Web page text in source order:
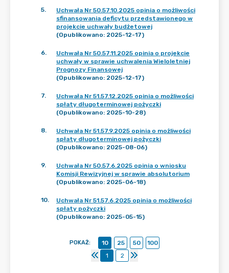
5.
Uchwała Nr 50.57.10.2025 opinia o możliwości
sfinansowania deficytu przedstawionego w
projekcie uchwały budżetowej
(Opublikowano: 2025-12-17)
6.
Uchwała Nr 50.57.11.2025 opinia o projekcie
uchwały w sprawie uchwalenia Wieloletniej
Prognozy Finansowej
(Opublikowano: 2025-12-17)
7.
Uchwała Nr 51.57.12.2025 opinia o możliwości
spłaty długoterminowej pożyczki
(Opublikowano: 2025-10-28)
8.
Uchwała Nr 51.57.9.2025 opinia o możliwości
spłaty długoterminowej pożyczki
(Opublikowano: 2025-08-06)
9.
Uchwała Nr 50.57.6.2025 opinia o wniosku
Komisji Rewizyjnej w sprawie absolutorium
(Opublikowano: 2025-06-18)
10.
Uchwała Nr 51.57.6.2025 opinia o możliwości
spłaty pożyczki
(Opublikowano: 2025-05-15)
POKAŻ: 10 25 50
100
1
2